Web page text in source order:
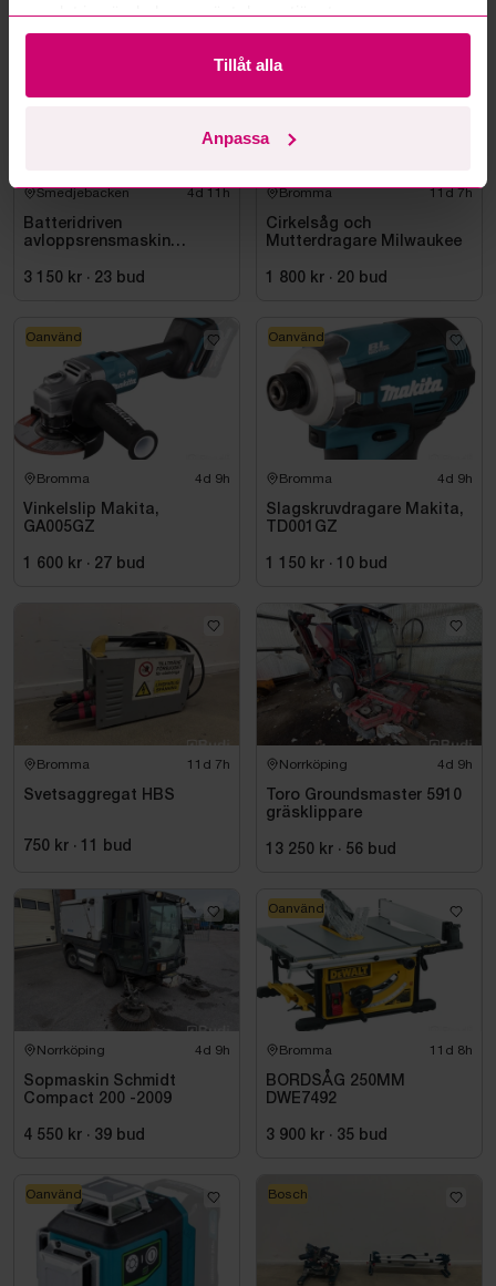
samlat in när du har använt deras tjänster.
Tillåt alla
Anpassa
Smedjebacken 4d 11h
Batteridriven
avloppsrensmaskin
FSSM-121 | Oanvänd
3 150 kr · 23 bud
Bromma 11d 7h
Cirkelsåg och
Mutterdragare Milwaukee
1 800 kr · 20 bud
Bromma 4d 9h
Vinkelslip Makita,
GA005GZ
1 600 kr · 27 bud
Oanvänd
Bromma 4d 9h
Slagskruvdragare Makita,
TD001GZ
1 150 kr · 10 bud
Oanvänd
Bromma 11d 7h
Svetsaggregat HBS
750 kr · 11 bud
Norrköping 4d 9h
Toro Groundsmaster 5910
gräsklippare
13 250 kr · 56 bud
Norrköping 4d 9h
Sopmaskin Schmidt
Compact 200 -2009
4 550 kr · 39 bud
Bromma 11d 8h
BORDSÅG 250MM
DWE7492
3 900 kr · 35 bud
Oanvänd
Oanvänd Bosch